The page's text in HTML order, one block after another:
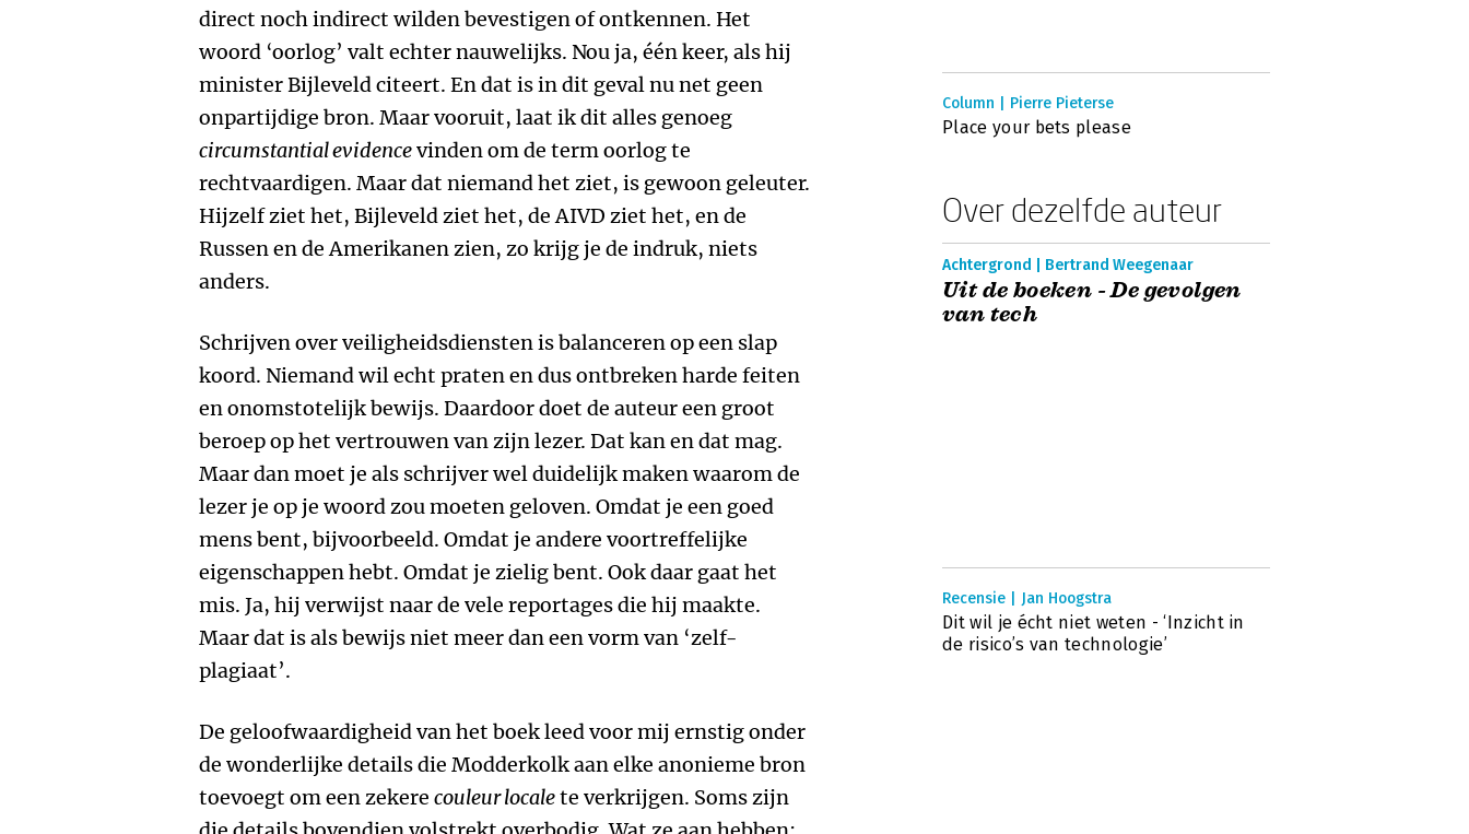
direct noch indirect wilden bevestigen of ontkennen. Het
woord ‘oorlog’ valt echter nauwelijks. Nou ja, één keer, als hij
minister Bijleveld citeert. En dat is in dit geval nu net geen
onpartijdige bron. Maar vooruit, laat ik dit alles genoeg
circumstantial evidencevinden om de term oorlog te
rechtvaardigen. Maar dat niemand het ziet, is gewoon geleuter.
Hijzelf ziet het, Bijleveld ziet het, de AIVD ziet het, en de
Russen en de Amerikanen zien, zo krijg je de indruk, niets
anders.
Schrijven over veiligheidsdiensten is balanceren op een slap
koord. Niemand wil echt praten en dus ontbreken harde feiten
en onomstotelijk bewijs. Daardoor doet de auteur een groot
beroep op het vertrouwen van zijn lezer. Dat kan en dat mag.
Maar dan moet je als schrijver wel duidelijk maken waarom de
lezer je op je woord zou moeten geloven. Omdat je een goed
mens bent, bijvoorbeeld. Omdat je andere voortreffelijke
eigenschappen hebt. Omdat je zielig bent. Ook daar gaat het
mis. Ja, hij verwijst naar de vele reportages die hij maakte.
Maar dat is als bewijs niet meer dan een vorm van ‘zelf-
plagiaat’.
De geloofwaardigheid van het boek leed voor mij ernstig onder
de wonderlijke details die Modderkolk aan elke anonieme bron
toevoegt om een zekere couleur localete verkrijgen. Soms zijn
Column | Pierre Pieterse
Place your bets please
Over dezelfde auteur
Achtergrond | Bertrand Weegenaar
Uit de boeken - De gevolgen
van tech
Recensie | Jan Hoogstra
Dit wil je écht niet weten - ‘Inzicht in
de risico’s van technologie’